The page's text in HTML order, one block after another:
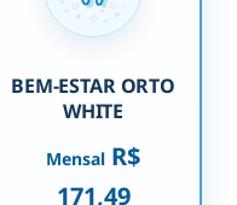
BEM-ESTAR ORTO
WHITE
Mensal R$
171,49